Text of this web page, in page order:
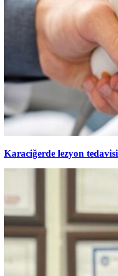
Karaciğerde lezyon tedavisi